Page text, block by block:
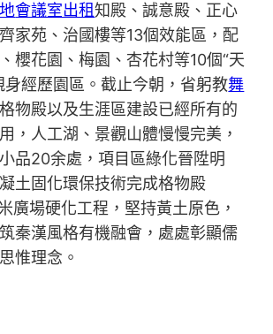
會議室出租知殿、誠意殿、正心
家苑、治國樓等13個效能區，配
櫻花園、梅園、杏花村等10個“天
身經歷園區。截止今朝，省躬教舞
物殿以及生涯區建設已經所有的
，人工湖、景觀山體慢慢完美，
品20余處，項目區綠化晉陞明
土固化環保技術完成格物殿
廣場硬化工程，堅持黃土原色，
秦漢風格有機融會，處處彰顯儒
惟理念。